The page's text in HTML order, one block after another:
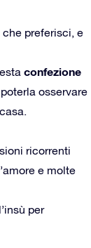
preferisci, e
confezione
osservare
ricorrenti
e molte
per